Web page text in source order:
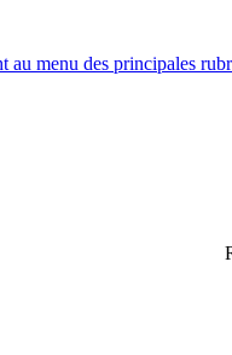
au menu des principales